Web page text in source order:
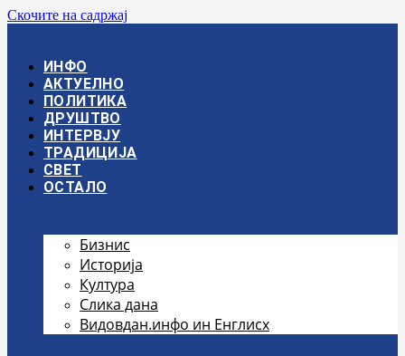
Скочите на садржај
ИНФО
АКТУЕЛНО
ПОЛИТИКА
ДРУШТВО
ИНТЕРВЈУ
ТРАДИЦИЈА
СВЕТ
ОСТАЛО
Бизнис
Историја
Култура
Слика дана
Видовдан.инфо ин Енглисх